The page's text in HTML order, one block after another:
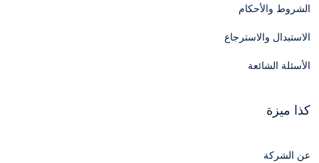
الشروط والأحكام
الاستبدال والاسترجاع
الأسئلة الشائعة
كذا ميزة
عن الشركة